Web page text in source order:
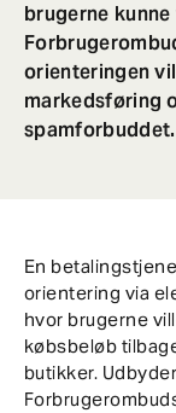
brugerne
orienteringen
markedsføring
spamforbuddet.
En
orientering via
hvor brugerne
købsbeløb
butikker.